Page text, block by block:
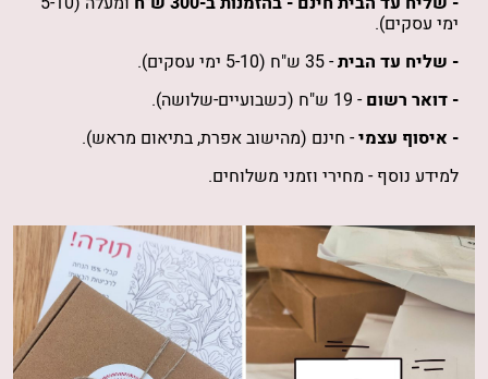
ימי עסקים).
- שליח עד הבית- 35 ש"ח (5-10 ימי עסקים).
- דואר רשום- 19 ש"ח (כשבועיים-שלושה).
- איסוף עצמי- חינם (מהישוב אפרת, בתיאום מראש).
למידע נוסף - מחירי וזמני משלוחים.